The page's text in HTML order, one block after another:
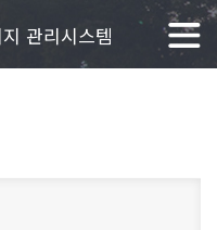
관리시스템